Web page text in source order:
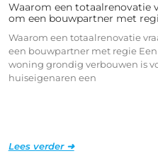
Waarom een totaalrenovatie
om een bouwpartner met
Waarom een totaalrenovatie
een bouwpartner met regie Een
woning grondig verbouwen is
huiseigenaren een
Lees verder ➜